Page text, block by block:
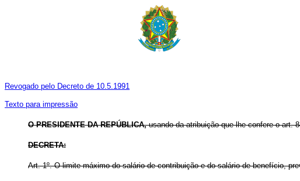
Revogado pelo Decreto de 10.5.1991
Texto para impressão
O PRESIDENTE DA REPÚBLICA,usando da atribuição que lhe confere o art.
DECRETA:
Art. 1º.O limite máximo do salário-de-contribuição e do salário-de-benefício,